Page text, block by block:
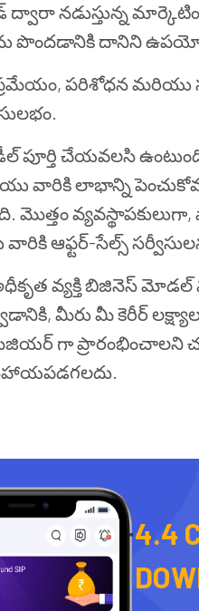
ద్వారా నడుస్తున్న
పొందడానికి దానిని
పరిశోధన మరియు
పూర్తి చేయవలసి
వారికి లాభాన్ని
మొత్తం
ఆఫ్టర్-సేల్స్
వ్యక్తి బిజినెస్
మీరు మీ కెరీర్
గా ప్రారంభించాలని
4.4